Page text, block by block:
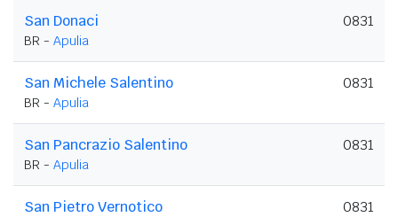
San Donaci
BR - Apulia
0831
San Michele Salentino
BR - Apulia
0831
San Pancrazio Salentino
BR - Apulia
0831
San Pietro Vernotico 0831